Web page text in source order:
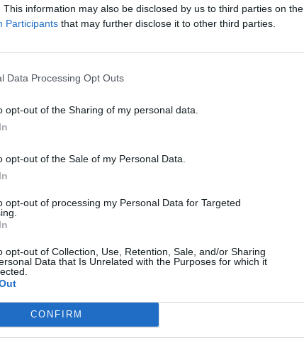
This information may also be disclosed by us to third parties on the
Participants that may further disclose it to other third parties.
Data Processing Opt Outs
opt-out of the Sharing of my personal data.
opt-out of the Sale of my Personal Data.
opt-out of processing my Personal Data for Targeted
opt-out of Collection, Use, Retention, Sale, and/or Sharing
Data that Is Unrelated with the Purposes for which it
CONFIRM
egy UART DSR, DTR, RTS és CTS
[Miana] **Alacsony
projekt, félig hack: ellenállások
és amikor mindez lehűl, olyan,
mint vártuk, de [Nick] **Jobb, mint a
mutatja be, míg [Kauz] hat reléből
is használhatók hangszedőként. A
olvadáspontig terhelte és
hotdog-sütőbe LED-eket dug, azok
amely audio frekvencián oszcillál, és
nélküli NAND és NOR kapukat
állapotot, egyfajta harmadik logikai
itt bemutathattunk, ezért érdemes
a DigiKey-nek, hogy a top három